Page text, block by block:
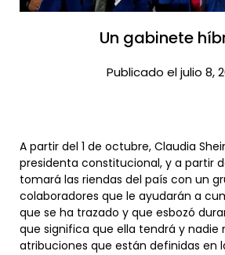
Un gabinete
Publicado el julio 8,
A partir del 1 de octubre, Claudia
presidenta constitucional, y a partir
tomará las riendas del país con un
colaboradores que le ayudarán a
que se ha trazado y que esbozó
que significa que ella tendrá y nadie
atribuciones que están definidas en